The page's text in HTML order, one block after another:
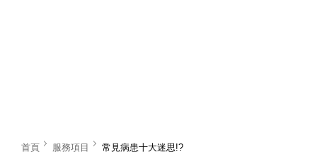
首頁 服務項目 常見病患十大迷思!?